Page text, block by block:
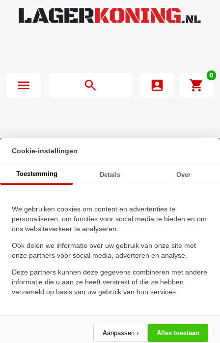
0
Beginpagina· IBB Stangkop GIKR25 PB (25x60x31mm)
Cookie-instellingen
Toestemming Details Over
We gebruiken cookies om content en advertenties te
personaliseren, om functies voor social media te bieden en om
ons websiteverkeer te analyseren.
Ook delen we informatie over uw gebruik van onze site met
onze partners voor social media, adverteren en analyse.
Deze partners kunnen deze gegevens combineren met andere
informatie die u aan ze heeft verstrekt of die ze hebben
verzameld op basis van uw gebruik van hun services.
Aanpassen › Alles toestaan
(25x60x31mm)
★★★★
★★★★
Schrijf een review!